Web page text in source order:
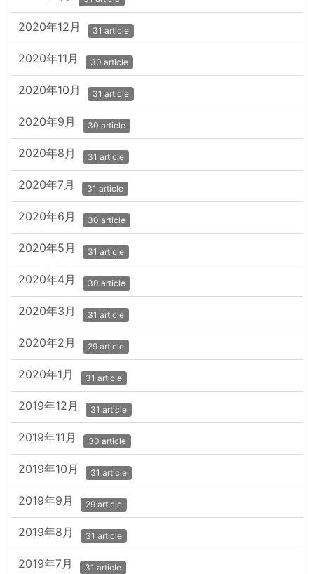
2020年12月 31 article
2020年11月 30 article
2020年10月 31 article
2020年9月 30 article
2020年8月 31 article
2020年7月 31 article
2020年6月 30 article
2020年5月 31 article
2020年4月 30 article
2020年3月 31 article
2020年2月 29 article
2020年1月 31 article
2019年12月 31 article
2019年11月 30 article
2019年10月 31 article
2019年9月 29 article
2019年8月 31 article
2019年7月 31 article